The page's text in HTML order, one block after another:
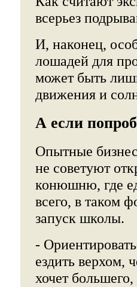
всерьез
И, наконец,
лошадей для
может быть
движения и
А если
Опытные
не советуют
конюшню, где
всего, в таком
запуск школы.
-
ездить верхом,
хочет